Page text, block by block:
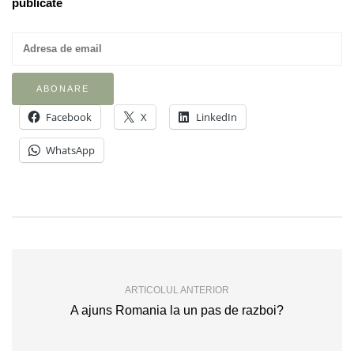
publicate
Facebook X LinkedIn
WhatsApp
ARTICOLUL ANTERIOR
A ajuns Romania la un pas de razboi?